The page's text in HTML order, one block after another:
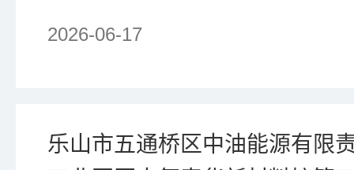
预评价
2026-06-17
乐山市五通桥区中油能源有限